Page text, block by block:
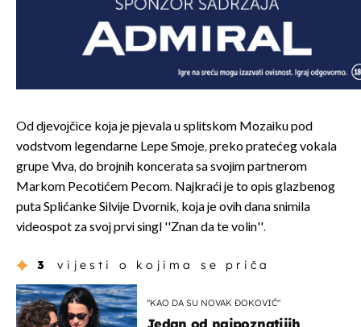
Od djevojčice koja je pjevala u splitskom Mozaiku pod
vodstvom legendarne Lepe Smoje, preko pratećeg vokala
grupe Viva, do brojnih koncerata sa svojim partnerom
Markom Pecotićem Pecom. Najkraći je to opis glazbenog
puta Splićanke Silvije Dvornik, koja je ovih dana snimila
videospot za svoj prvi singl ''Znan da te volin''.
3 vijesti o kojima se priča
"KAO DA SU NOVAK ĐOKOVIĆ"